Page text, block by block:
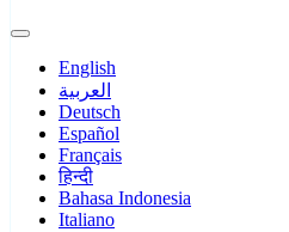
English
العربية
Deutsch
Español
Français
हिन्दी
Bahasa Indonesia
Italiano